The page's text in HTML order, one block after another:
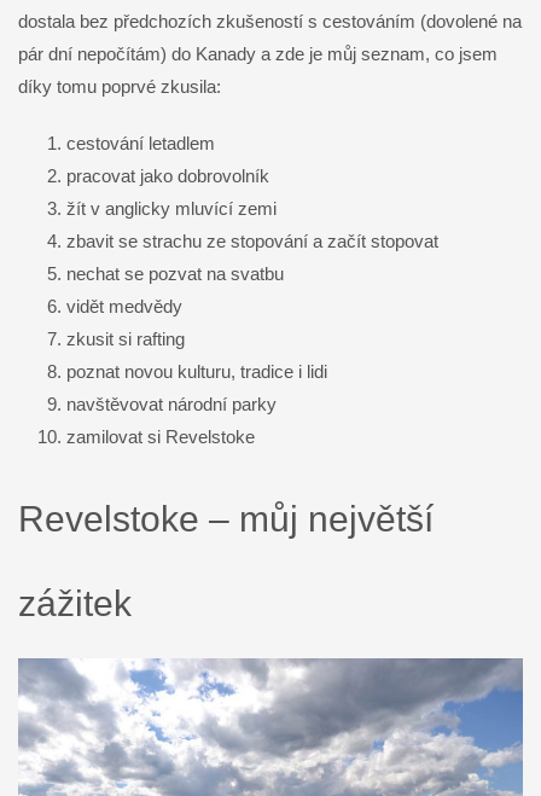
dostala bez předchozích zkušeností s cestováním (dovolené na
pár dní nepočítám) do Kanady a zde je můj seznam, co jsem
díky tomu poprvé zkusila:
cestování letadlem
pracovat jako dobrovolník
žít v anglicky mluvící zemi
zbavit se strachu ze stopování a začít stopovat
nechat se pozvat na svatbu
vidět medvědy
zkusit si rafting
poznat novou kulturu, tradice i lidi
navštěvovat národní parky
zamilovat si Revelstoke
Revelstoke – můj největší
zážitek